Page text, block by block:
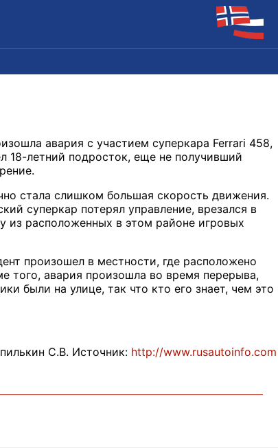
авария с участием суперкара Ferrari 458,
18-летний подросток, еще не получивший
стала слишком большая скорость движения.
суперкар потерял управление, врезался в
из расположенных в этом районе игровых
произошел в местности, где расположено
того, авария произошла во время перерыва,
были на улице, так что кто его знает, чем это
С.В. Источник: http://www.rusautoinfo.com